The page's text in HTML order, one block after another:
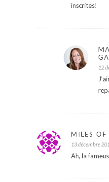
inscrites!
12
MILES OF
13 décembre
Ah, la